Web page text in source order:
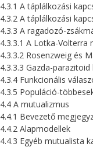
4.3.1 A táplálkozási
4.3.2 A táplálkozási
4.3.3 A ragadozó-
4.3.3.1 A Lotka-Volterra
4.3.3.2 Rosenzweig és
4.3.3.3 Gazda-
4.3.4 Funkcionális
4.3.5 Populáció-
4.4 A mutualizmus
4.4.1 Bevezető
4.4.2 Alapmodellek
4.4.3 Egyéb mutualista